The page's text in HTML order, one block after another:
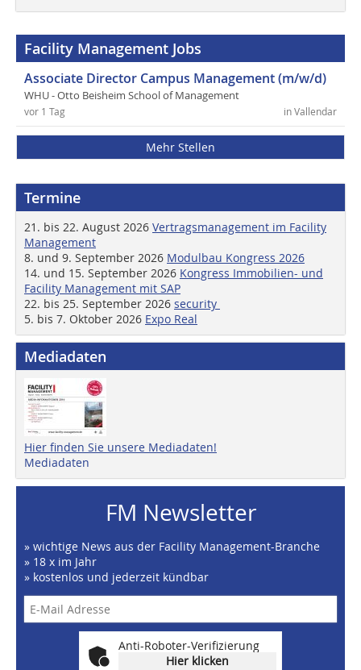
Facility Management Jobs
Associate Director Campus Management (m/w/d)
WHU - Otto Beisheim School of Management
in Vallendar
vor 1 Tag
Mehr Stellen
Termine
21. bis 22. August 2026 Vertragsmanagement im Facility
Management
8. und 9. September 2026 Modulbau Kongress 2026
14. und 15. September 2026 Kongress Immobilien- und
Facility Management mit SAP
22. bis 25. September 2026 security
5. bis 7. Oktober 2026 Expo Real
Mediadaten
Hier finden Sie unsere Mediadaten!
Mediadaten
FM Newsletter
» wichtige News aus der Facility Management-Branche
» 18 x im Jahr
» kostenlos und jederzeit kündbar
Anti-Roboter-Verifizierung
Hier klicken